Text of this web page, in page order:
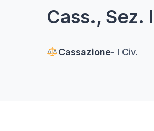
Cass., Sez.
Cassazione- I Civ.